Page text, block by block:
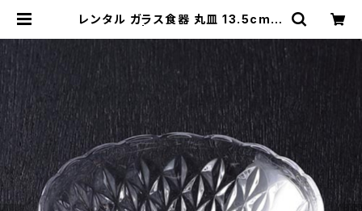
レンタル ガラス食器 丸皿 13.5cm｜
｜撮影用食器のレンタルショップ